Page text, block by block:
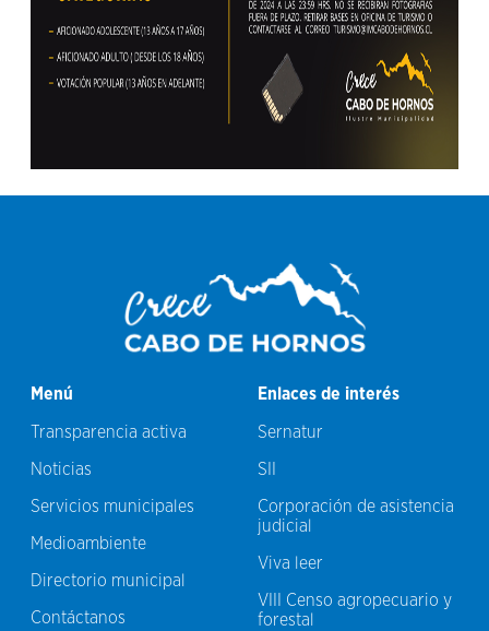
Menú
Transparencia activa
Noticias
Servicios municipales
Medioambiente
Directorio municipal
Contáctanos
Enlaces de interés
Sernatur
SII
Corporación de asistencia
judicial
Viva leer
VIII Censo agropecuario y
forestal